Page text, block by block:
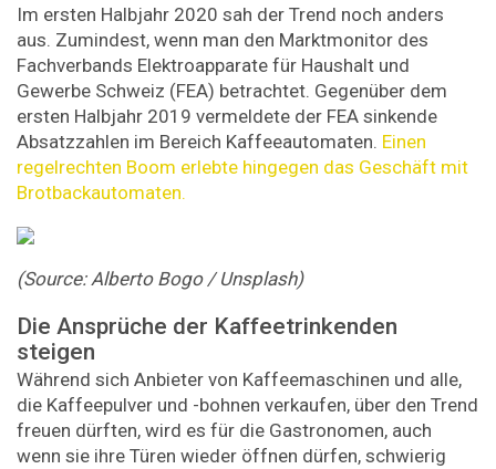
Im ersten Halbjahr 2020 sah der Trend noch anders
aus. Zumindest, wenn man den Marktmonitor des
Fachverbands Elektroapparate für Haushalt und
Gewerbe Schweiz (FEA) betrachtet. Gegenüber dem
ersten Halbjahr 2019 vermeldete der FEA sinkende
Absatzzahlen im Bereich Kaffeeautomaten. Einen
regelrechten Boom erlebte hingegen das Geschäft mit
Brotbackautomaten.
(Source: Alberto Bogo / Unsplash)
Die Ansprüche der Kaffeetrinkenden
steigen
Während sich Anbieter von Kaffeemaschinen und alle,
die Kaffeepulver und -bohnen verkaufen, über den Trend
freuen dürften, wird es für die Gastronomen, auch
wenn sie ihre Türen wieder öffnen dürfen, schwierig